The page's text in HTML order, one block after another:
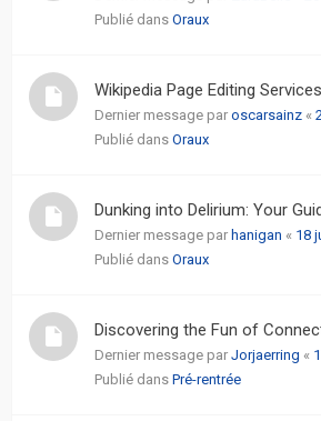
Publié dans Oraux
Wikipedia Page Editing Services
Dernier message par oscarsainz «
Publié dans Oraux
Dunking into Delirium: Your
Dernier message par hanigan « 18
Publié dans Oraux
Discovering the Fun of
Dernier message par Jorjaerring «
Publié dans Pré-rentrée